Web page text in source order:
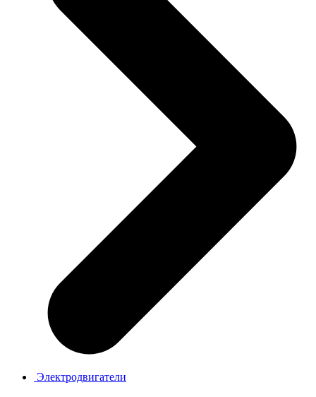
Электродвигатели